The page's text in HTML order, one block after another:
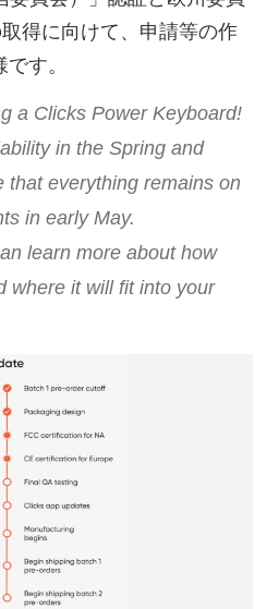
得に向けて、申請等の作
す。
a Clicks Power Keyboard!
in the Spring and
that everything remains on
in early May.
learn more about how
where it will fit into your